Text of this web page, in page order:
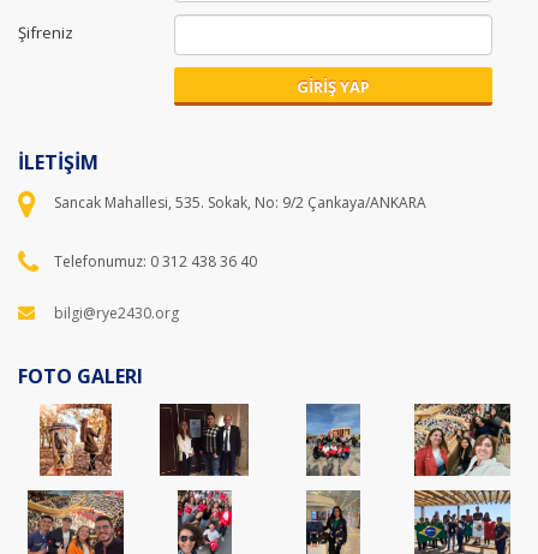
Şifreniz
GİRİŞ YAP
İLETİŞİM
Sancak Mahallesi, 535. Sokak, No: 9/2 Çankaya/ANKARA
Telefonumuz: 0 312 438 36 40
bilgi@rye2430.org
FOTO GALERI